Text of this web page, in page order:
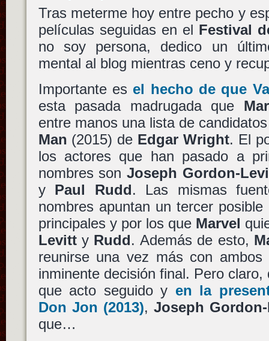
Tras meterme hoy entre pecho y
películas seguidas en el Festival
no soy persona, dedico un
mental al blog mientras ceno y
Importante es el hecho de que
esta pasada madrugada que
entre manos una lista de
Man (2015) de Edgar Wright. El
los actores que han pasado a
nombres sonJoseph Gordon-
y Paul Rudd. Las mismas
nombres apuntan un tercer
principales y por los que Marvel
Levitty Rudd. Además de esto,
reunirse una vez más con
inminente decisión final. Pero
que acto seguido y en la
Don Jon (2013), Joseph
que…